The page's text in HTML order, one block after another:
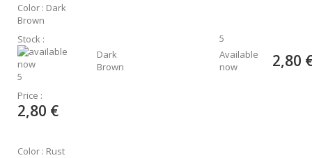
Color : Dark
Brown
Stock :
5
Price :
2,80 €
Dark
Brown
5
Available
now
2,80
Color : Rust